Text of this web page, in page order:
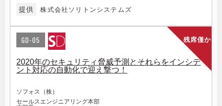
提供 株式会社ソリトンシステムズ
残席僅か
GD-05
2020年のセキュリティ脅威予測とそれらをインシデ
ント対応の自動化で迎え撃つ！
ソフォス（株）
セールスエンジニアリング本部